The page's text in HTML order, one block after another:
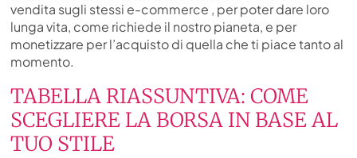
vendita sugli stessi e-commerce , per poter dare loro
lunga vita, come richiede il nostro pianeta, e per
monetizzare per l’acquisto di quella che ti piace tanto al
momento.
TABELLA RIASSUNTIVA: COME
SCEGLIERE LA BORSA IN BASE AL
TUO STILE